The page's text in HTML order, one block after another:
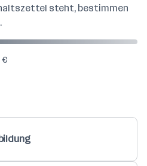
steht, bestimmen
€